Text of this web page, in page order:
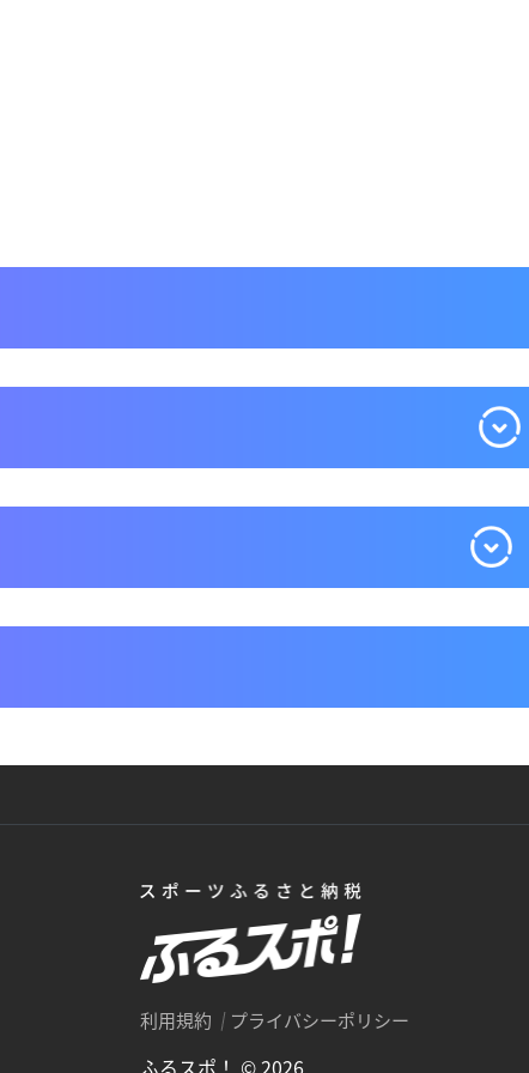
利用規約 プライバシーポリシー
ふるスポ！ © 2026